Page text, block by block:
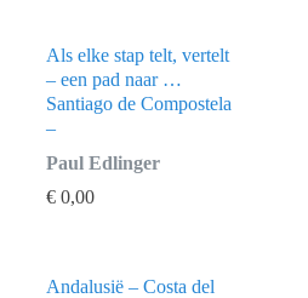
Als elke stap telt, vertelt
– een pad naar …
Santiago de Compostela
–
Paul Edlinger
€ 0,00
Andalusië – Costa del